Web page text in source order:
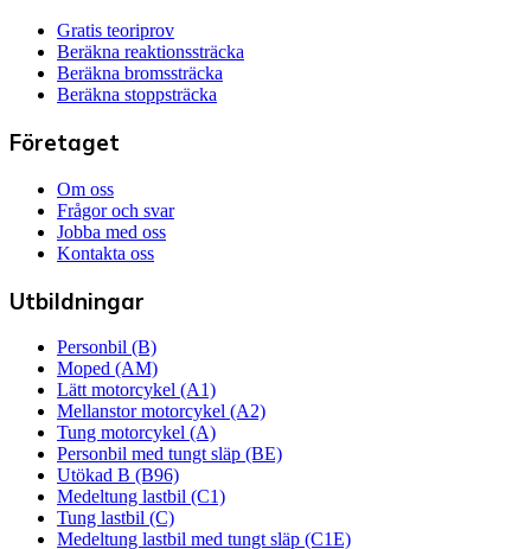
Gratis teoriprov
Beräkna reaktionssträcka
Beräkna bromssträcka
Beräkna stoppsträcka
Företaget
Om oss
Frågor och svar
Jobba med oss
Kontakta oss
Utbildningar
Personbil (B)
Moped (AM)
Lätt motorcykel (A1)
Mellanstor motorcykel (A2)
Tung motorcykel (A)
Personbil med tungt släp (BE)
Utökad B (B96)
Medeltung lastbil (C1)
Tung lastbil (C)
Medeltung lastbil med tungt släp (C1E)